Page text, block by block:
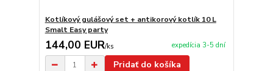
Kotlíkový gulášový set + antikorový kotlík 10 L
Smalt Easy party
144,00 EUR/ks expedícia 3-5 dní
Pridať do košíka